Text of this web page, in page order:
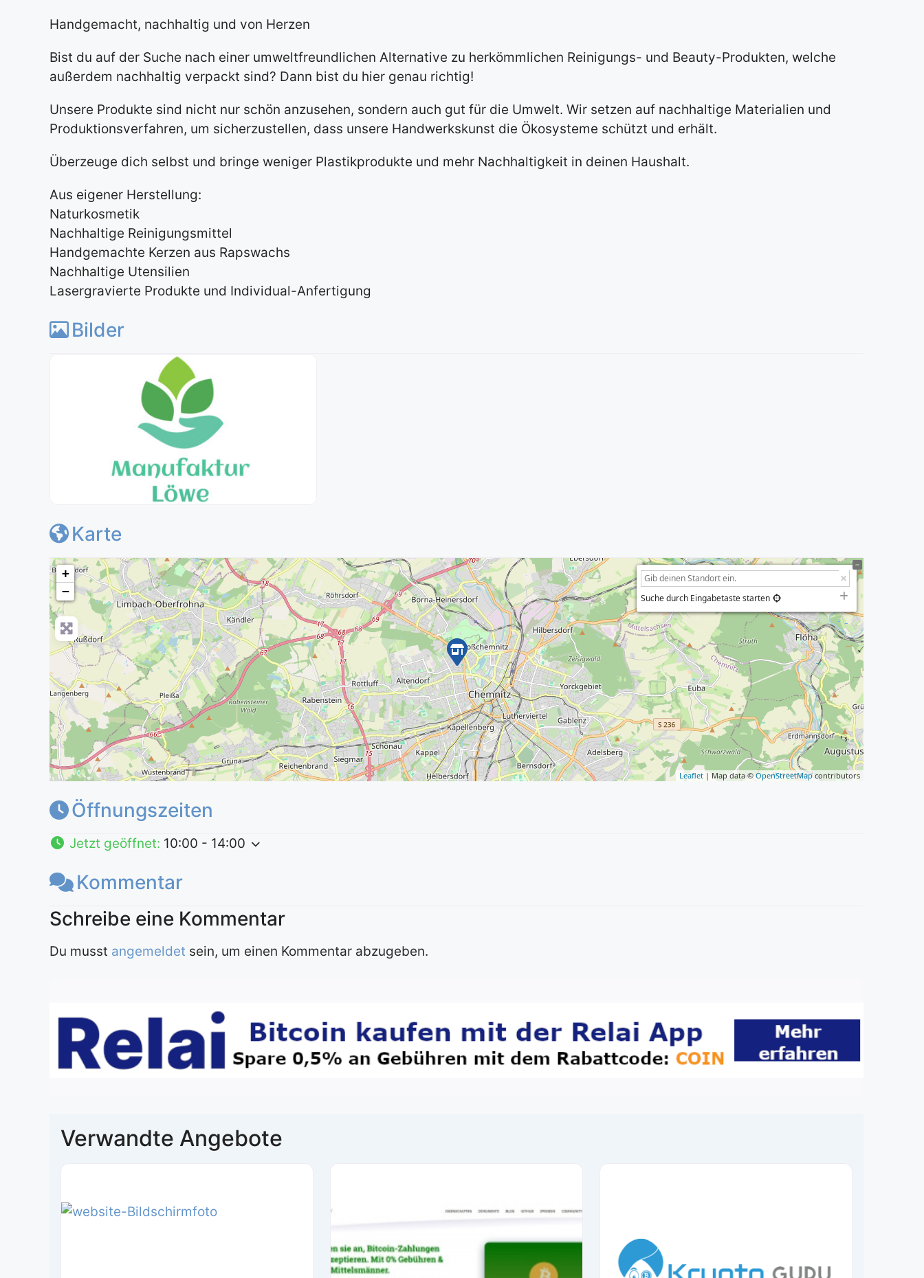
Handgemacht, nachhaltig und von Herzen
Bist du auf der Suche nach einer umweltfreundlichen Alternative zu herkömmlichen Reinigungs- und Beauty-Produkten, welche
außerdem nachhaltig verpackt sind? Dann bist du hier genau richtig!
Unsere Produkte sind nicht nur schön anzusehen, sondern auch gut für die Umwelt. Wir setzen auf nachhaltige Materialien und
Produktionsverfahren, um sicherzustellen, dass unsere Handwerkskunst die Ökosysteme schützt und erhält.
Überzeuge dich selbst und bringe weniger Plastikprodukte und mehr Nachhaltigkeit in deinen Haushalt.
Aus eigener Herstellung:
Naturkosmetik
Nachhaltige Reinigungsmittel
Handgemachte Kerzen aus Rapswachs
Nachhaltige Utensilien
Lasergravierte Produkte und Individual-Anfertigung
Bilder
Karte
+
−
Suche durch Eingabetaste starten
Leaflet | Map data © OpenStreetMapcontributors
Öffnungszeiten
Jetzt geöffnet: 10:00 - 14:00
Kommentar
Du musst angemeldet sein, um einen Kommentar abzugeben.
Verwandte Angebote